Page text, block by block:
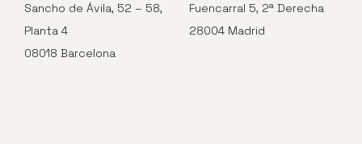
Sancho de Ávila, 52 – 58,
Planta 4
08018 Barcelona
Fuencarral 5, 2ª Derecha
28004 Madrid